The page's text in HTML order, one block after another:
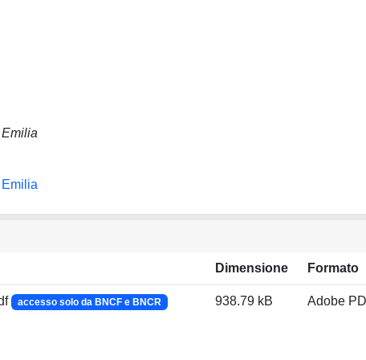
Dimensione Formato
accesso solo da BNCF e BNCR 938.79 kB Adobe